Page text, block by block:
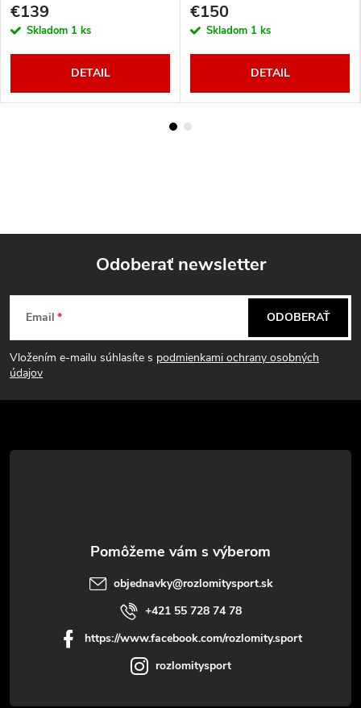
€139
Skladom 1 ks
DETAIL
€150
Skladom 1 ks
DETAIL
Z
á
p
t
Odoberať newsletter
Email
Vložením e-mailu súhlasíte s podmienkami ochrany osobných
údajov
ODOBERAŤ
objednavky@rozlomitysport.sk
+421 55 728 74 78
https://www.facebook.com/rozlomity.sport
rozlomitysport